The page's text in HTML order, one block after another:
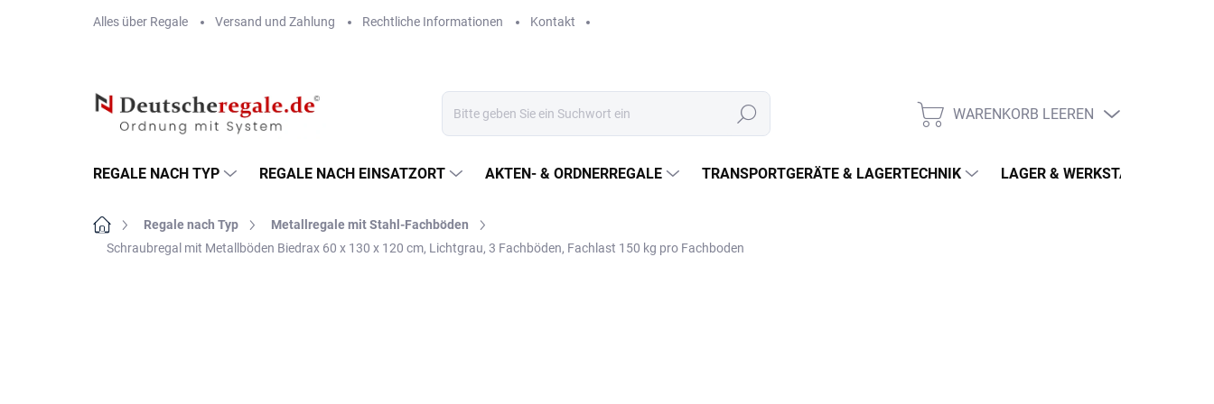
Alles über Regale Versand und Zahlung Rechtliche Informationen Kontakt
Suchen WARENKORB
WARENKORB LEEREN
REGALE NACH TYP REGALE NACH EINSATZORT AKTEN- & ORDNERREGALE TRANSPORTGERÄTE & LAGERTECHNIK LAGER & WERKSTATT
StartseiteRegale nach Typ
Metallregale mit Stahl-Fachböden
Schraubregal mit Metallböden Biedrax 60 x 130 x 120 cm, Lichtgrau, 3 Fachböden, Fachlast 150 kg pro Fachboden